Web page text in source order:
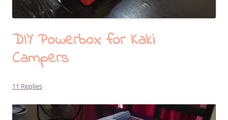
DIY Powerbox for Kaki
Campers
11 Replies